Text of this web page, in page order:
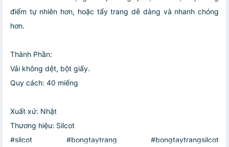
điểm tự nhiên hơn, hoặc tẩy trang dễ dàng và nhanh chóng
hơn.
Thành Phần:
Vải không dệt, bột giấy.
Quy cách: 40 miếng
Xuất xứ: Nhật
Thương hiệu: Silcot
#silcot #bongtaytrang #bongtaytrangsilcot